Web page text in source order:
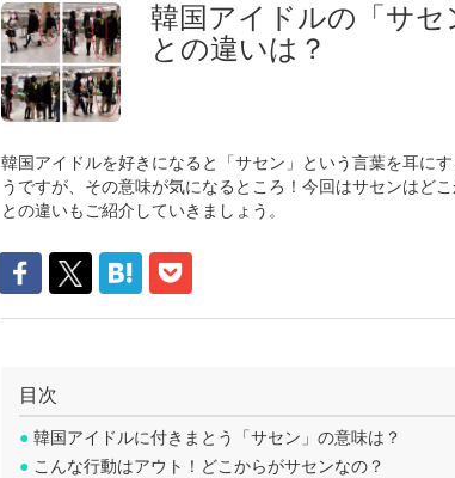
韓国アイドルの「サ
との違いは？
韓国アイドルを好きになると「サセン」という言葉を耳に
うですが、その意味が気になるところ！今回はサセンはど
との違いもご紹介していきましょう。
目次
● 韓国アイドルに付きまとう「サセン」の意味は？
● こんな行動はアウト！どこからがサセンなの？